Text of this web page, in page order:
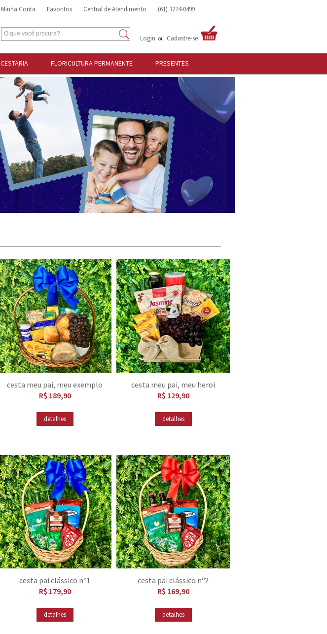
Minha Conta Favoritos Central de Atendimento (61) 3274-0499
Login ou Cadastre-se
CESTARIA FLORICULTURA PERMANENTE PRESENTES
cesta meu pai, meu exemplo
R$ 189,90
detalhes
cesta meu pai, meu heroi
R$ 129,90
detalhes
cesta pai clássico nº1
R$ 179,90
detalhes
cesta pai clássico nº2
R$ 169,90
detalhes